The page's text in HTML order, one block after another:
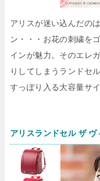
アリスが迷い込んだの
ン・・・お花の刺繍を
インが魅力。そのエレ
りしてしまうランドセ
すっぽり入る大容量サイ
アリスランドセル ザ